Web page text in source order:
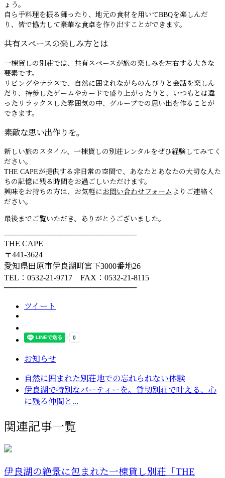
ょう。
自ら手料理を振る舞ったり、地元の食材を用いてBBQを楽しんだ
り、皆で協力して豪華な食卓を作り出すことができます。
共有スペースの楽しみ方とは
一棟貸しの別荘では、共有スペースが旅の楽しみを左右する大きな
要素です。
リビングやテラスで、自然に囲まれながらのんびりと会話を楽しん
だり、持参したゲームやカードで盛り上がったりと、いつもとは違
ったリラックスした雰囲気の中、グループでの思い出を作ることが
できます。
素敵な思い出作りを。
新しい旅のスタイル、一棟貸しの別荘レンタルをぜひ経験してみてく
ださい。
THE CAPEが提供する非日常の空間で、あなたとあなたの大切な人た
ちの記憶に残る時間をお過ごしいただけます。
興味をお持ちの方は、お気軽にお問い合わせフォーム よりご連絡く
ださい。
最後までご覧いただき、ありがとうございました。
────────────────────────
THE CAPE
〒441-3624
愛知県田原市伊良湖町宮下3000番地26
TEL：0532-21-9717 FAX：0532-21-8115
────────────────────────
ツイート
お知らせ
自然に囲まれた別荘地での忘れられない体験
伊良湖で特別なパーティーを。貸切別荘で叶える、心
に残る仲間と...
関連記事一覧
伊良湖の絶景に包まれた一棟貸し別荘「THE